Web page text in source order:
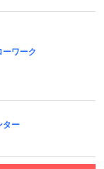
ワーク
ター